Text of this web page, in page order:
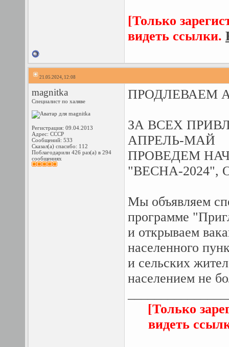
[Только
видеть ссылки.
21.05.2024, 12:08
magnitka
Специалист по халяве
Регистрация: 09.04.2013
Адрес: СССР
Сообщений: 533
Сказал(а) спасибо: 112
Поблагодарили 426 раз(а) в 294
сообщениях
ПРОДЛЕВАЕМ
ЗА ВСЕХ
АПРЕЛЬ-МАЙ
ПРОВЕДЕМ
"ВЕСНА-
Мы объявляем
программе
и открываем
населенного
и сельских
населением не
[Только
видеть